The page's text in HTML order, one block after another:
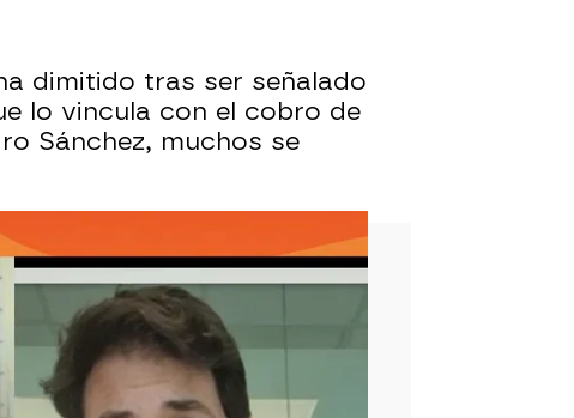
dimitido tras ser señalado
lo vincula con el cobro de
Sánchez, muchos se